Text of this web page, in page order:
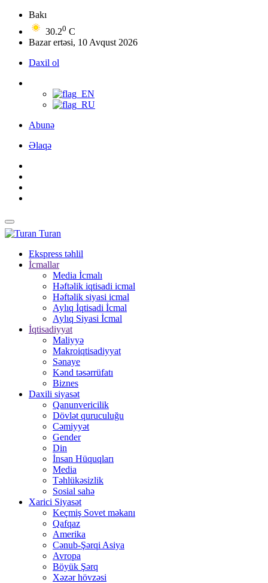
Bakı
30.20 C
Bazar ertəsi, 10 Avqust 2026
Daxil ol
Abunə
Əlaqə
Turan
Ekspress təhlil
İcmallar
Media İcmalı
Həftəlik iqtisadi icmal
Həftəlik siyasi icmal
Aylıq İqtisadi İcmal
Aylıq Siyasi İcmal
İqtisadiyyat
Maliyyə
Makroiqtisadiyyat
Sənaye
Kənd təsərrüfatı
Biznes
Daxili siyasət
Qanunvericilik
Dövlət quruculuğu
Cəmiyyət
Gender
Din
İnsan Hüquqları
Media
Təhlükəsizlik
Sosial sahə
Xarici Siyasət
Keçmiş Sovet məkanı
Qafqaz
Amerika
Cənub-Şərqi Asiya
Avropa
Böyük Şərq
Xəzər hövzəsi